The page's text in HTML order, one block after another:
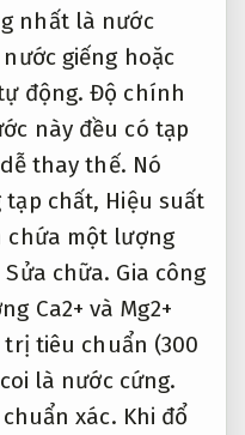
nhất là nước
nước giếng hoặc
động. Độ chính
này đều có tạp
thay thế. Nó
tạp chất, Hiệu suất
chứa một lượng
Sửa chữa. Gia công
Ca2+ và Mg2+
tiêu chuẩn (300
là nước cứng.
xác. Khi đổ